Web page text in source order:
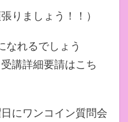
りましょう！！）
なれるでしょう
講詳細要請はこち
にワンコイン質問会